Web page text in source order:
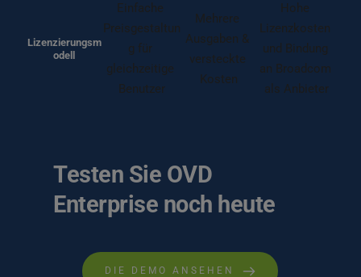
Lizenzierungsm
odell
Einfache
Preisgestaltun
g für
gleichzeitige
Benutzer
Mehrere
Ausgaben &
versteckte
Kosten
Hohe
Lizenzkosten
und Bindung
an Broadcom
als Anbieter
Testen Sie OVD
Enterprise noch heute
DIE DEMO ANSEHEN